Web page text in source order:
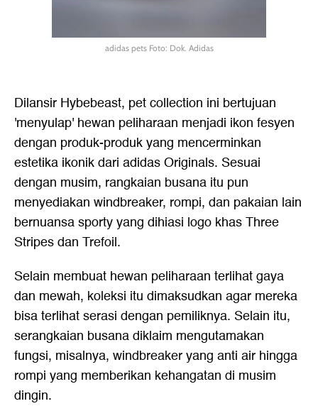
adidas pets Foto: Dok. Adidas
Dilansir Hybebeast, pet collection ini bertujuan
'menyulap' hewan peliharaan menjadi ikon fesyen
dengan produk-produk yang mencerminkan
estetika ikonik dari adidas Originals. Sesuai
dengan musim, rangkaian busana itu pun
menyediakan windbreaker, rompi, dan pakaian lain
bernuansa sporty yang dihiasi logo khas Three
Stripes dan Trefoil.
Selain membuat hewan peliharaan terlihat gaya
dan mewah, koleksi itu dimaksudkan agar mereka
bisa terlihat serasi dengan pemiliknya. Selain itu,
serangkaian busana diklaim mengutamakan
fungsi, misalnya, windbreaker yang anti air hingga
rompi yang memberikan kehangatan di musim
dingin.